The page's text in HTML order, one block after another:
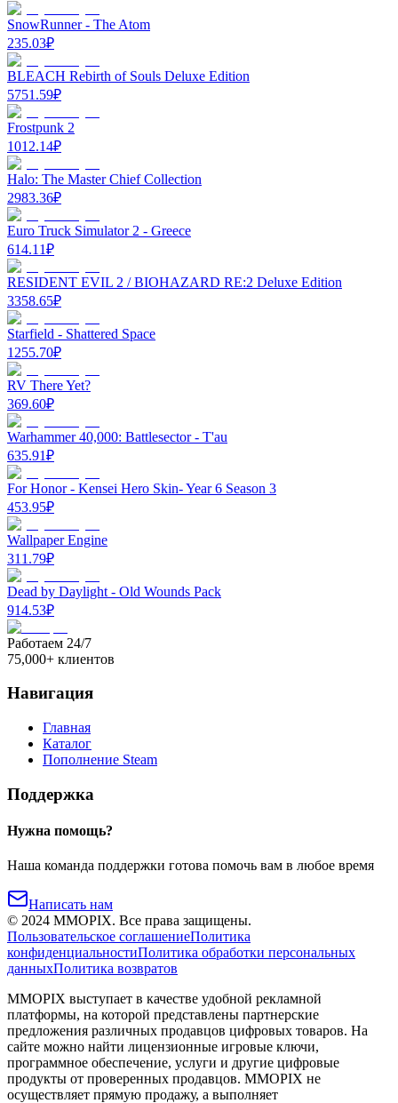
SnowRunner - The Atom
235.03₽
BLEACH Rebirth of Souls Deluxe Edition
5751.59₽
Frostpunk 2
1012.14₽
Halo: The Master Chief Collection
2983.36₽
Euro Truck Simulator 2 - Greece
614.11₽
RESIDENT EVIL 2 / BIOHAZARD RE:2 Deluxe Edition
3358.65₽
Starfield - Shattered Space
1255.70₽
RV There Yet?
369.60₽
Warhammer 40,000: Battlesector - T'au
635.91₽
For Honor - Kensei Hero Skin- Year 6 Season 3
453.95₽
Wallpaper Engine
311.79₽
Dead by Daylight - Old Wounds Pack
914.53₽
Работаем 24/7
75,000+ клиентов
Навигация
Главная
Каталог
Пополнение Steam
Поддержка
Нужна помощь?
Наша команда поддержки готова помочь вам в любое время
Написать нам
© 2024 MMOPIX. Все права защищены.
Пользовательское соглашениеПолитика
конфиденциальностиПолитика обработки персональных
данныхПолитика возвратов
MMOPIX выступает в качестве удобной рекламной
платформы, на которой представлены партнерские
предложения различных продавцов цифровых товаров. На
сайте можно найти лицензионные игровые ключи,
программное обеспечение, услуги и другие цифровые
продукты от проверенных продавцов. MMOPIX не
осуществляет прямую продажу, а выполняет